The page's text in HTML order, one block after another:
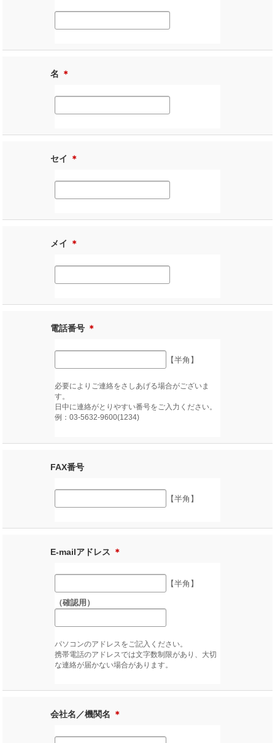
名 ＊
セイ ＊
メイ ＊
電話番号 ＊
【半角】
必要によりご連絡をさしあげる場合がございま
す。
日中に連絡がとりやすい番号をご入力ください。
例：03-5632-9600(1234)
FAX番号
【半角】
E-mailアドレス ＊
【半角】
（確認用）
パソコンのアドレスをご記入ください。
携帯電話のアドレスでは文字数制限があり、大切
な連絡が届かない場合があります。
会社名／機関名 ＊